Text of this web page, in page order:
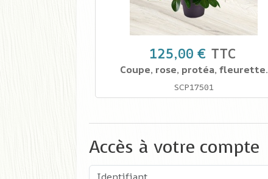
125,00 € TTC
Coupe, rose, protéa, fleurette.
SCP17501
Accès à votre compte
Identifiant